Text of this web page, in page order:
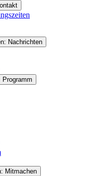
Nachrichten
Programm
Mitmachen